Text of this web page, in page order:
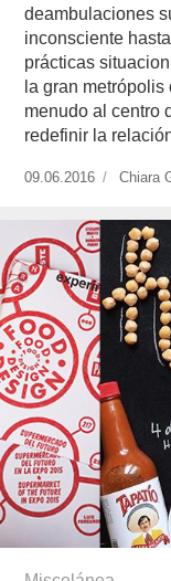
deambulaciones
inconsciente
prácticas
la gran
menudo al centro
redefinir la
Publicado
09.06.2016
https://
Chiara